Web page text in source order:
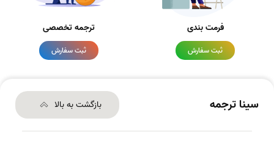
فرمت بندی
ثبت سفارش
ترجمه تخصصی
ثبت سفارش
سینا ترجمه بازگشت به بالا